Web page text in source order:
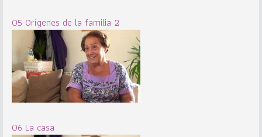
05 Orígenes de la familia 2
06 La casa